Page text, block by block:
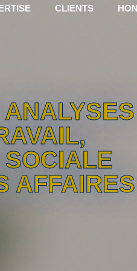
CLIENTS
AFFAIRES